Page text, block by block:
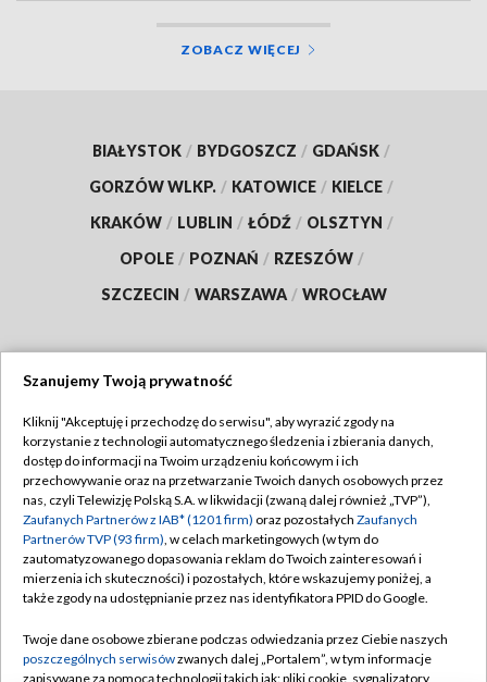
ZOBACZ WIĘCEJ
BIAŁYSTOK / BYDGOSZCZ / GDAŃSK /
GORZÓW WLKP. / KATOWICE / KIELCE /
KRAKÓW / LUBLIN / ŁÓDŹ / OLSZTYN /
OPOLE / POZNAŃ / RZESZÓW /
SZCZECIN / WARSZAWA / WROCŁAW
TVP
Abonament TVP
Emisja w TVP
Centrum informacji TVP
Naziemna Telewizja Cyfrowa
Rada Programowa
Regulamin TVP
Polityka prywatności
Moje zgody
Pomoc
Kontakt
Szanujemy Twoją prywatność
Kliknij "Akceptuję i przechodzę do serwisu", aby wyrazić zgody na
korzystanie z technologii automatycznego śledzenia i zbierania danych,
dostęp do informacji na Twoim urządzeniu końcowym i ich
przechowywanie oraz na przetwarzanie Twoich danych osobowych przez
nas, czyli Telewizję Polską S.A. w likwidacji (zwaną dalej również „TVP”),
Zaufanych Partnerów z IAB* (1201 firm) oraz pozostałych Zaufanych
Partnerów TVP (93 firm), w celach marketingowych (w tym do
zautomatyzowanego dopasowania reklam do Twoich zainteresowań i
mierzenia ich skuteczności) i pozostałych, które wskazujemy poniżej, a
także zgody na udostępnianie przez nas identyfikatora PPID do Google.
Twoje dane osobowe zbierane podczas odwiedzania przez Ciebie naszych
poszczególnych serwisówzwanych dalej „Portalem”, w tym informacje
zapisywane za pomocą technologii takich jak: pliki cookie, sygnalizatory